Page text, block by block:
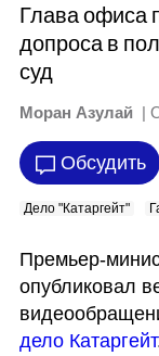
Глава офиса
допроса в
суд
Моран Азулай |
Обсудить
Дело "Катаргейт"
Премьер-
опубликовал
дело Катаргейт